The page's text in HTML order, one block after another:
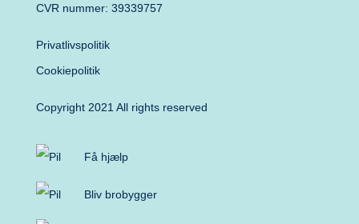
CVR nummer: 39339757
Privatlivspolitik
Cookiepolitik
Copyright 2021 All rights reserved
Få hjælp
Bliv brobygger